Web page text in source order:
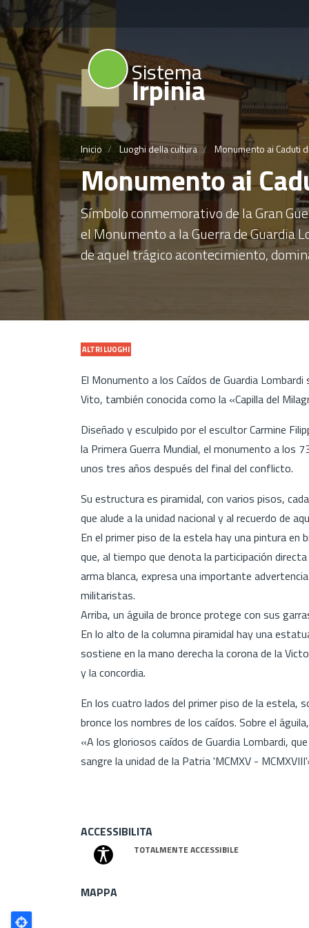
Sistema
Irpinia
Inicio Luoghi della cultura Monumento ai Caduti
Monumento ai
Símbolo conmemorativo de la Gran
el Monumento a la Guerra de Guardia
de aquel trágico acontecimiento,
ALTRI LUOGHI
El Monumento a los Caídos de Guardia
Vito, también conocida como la «Capilla del
Diseñado y esculpido por el escultor Carmine
la Primera Guerra Mundial, el monumento a los
unos tres años después del final del conflicto.
Su estructura es piramidal, con varios pisos,
que alude a la unidad nacional y al recuerdo de
En el primer piso de la estela hay una pintura
que, al tiempo que denota la participación
arma blanca, expresa una importante
militaristas.
Arriba, un águila de bronce protege con sus
En lo alto de la columna piramidal hay una
sostiene en la mano derecha la corona de la
y la concordia.
En los cuatro lados del primer piso de la
bronce los nombres de los caídos. Sobre el
«A los gloriosos caídos de Guardia Lombardi,
sangre la unidad de la Patria 'MCMXV -
ACCESSIBILITA
TOTALMENTE ACCESSIBILE
MAPPA
Poligono